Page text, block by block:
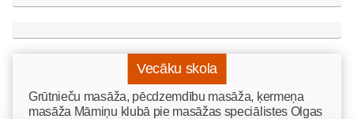
Vecāku skola
Grūtnieču masāža, pēcdzemdību masāža, ķermeņa
masāža Māmiņu klubā pie masāžas speciālistes Olgas